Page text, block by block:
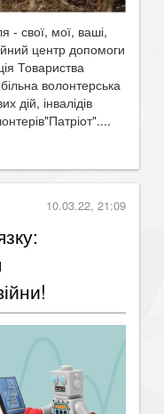
- свої, мої, ваші,
центр допомоги
Товариства
волонтерська
дій, інвалідів
10.03.22, 21:09